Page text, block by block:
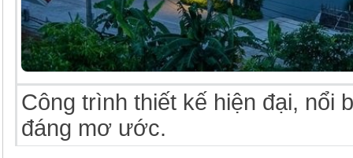
Công trình thiết kế hiện đại, nổi
đáng mơ ước.